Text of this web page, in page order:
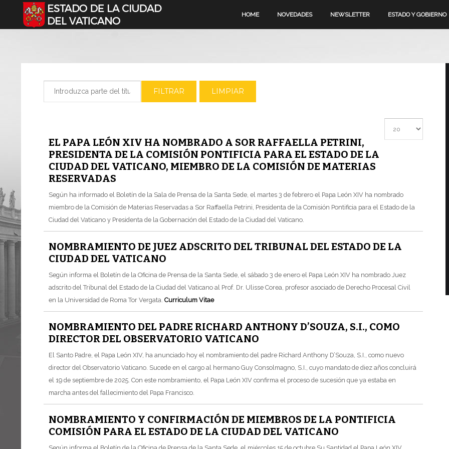
Seleccione su idioma HOME NOVEDADES NEWSLETTER ESTADO Y GOBIERNO
FILTRAR LIMPIAR
EL PAPA LEÓN XIV HA NOMBRADO A SOR RAFFAELLA PETRINI,
PRESIDENTA DE LA COMISIÓN PONTIFICIA PARA EL ESTADO DE LA
CIUDAD DEL VATICANO, MIEMBRO DE LA COMISIÓN DE MATERIAS
RESERVADAS
Según ha informado el Boletín de la Sala de Prensa de la Santa Sede, el martes 3 de febrero el Papa León XIV ha nombrado
miembro de la Comisión de Materias Reservadas a Sor Raffaella Petrini, Presidenta de la Comisión Pontificia para el Estado de la
Ciudad del Vaticano y Presidenta de la Gobernación del Estado de la Ciudad del Vaticano.
NOMBRAMIENTO DE JUEZ ADSCRITO DEL TRIBUNAL DEL ESTADO DE LA
CIUDAD DEL VATICANO
Según informa el Boletín de la Oficina de Prensa de la Santa Sede, el sábado 3 de enero el Papa León XIV ha nombrado Juez
adscrito del Tribunal del Estado de la Ciudad del Vaticano al Prof. Dr. Ulisse Corea, profesor asociado de Derecho Procesal Civil
en la Universidad de Roma Tor Vergata. Curriculum Vitae
NOMBRAMIENTO DEL PADRE RICHARD ANTHONY D’SOUZA, S.I., COMO
DIRECTOR DEL OBSERVATORIO VATICANO
El Santo Padre, el Papa León XIV, ha anunciado hoy el nombramiento del padre Richard Anthony D’Souza, S.I., como nuevo
director del Observatorio Vaticano. Sucede en el cargo al hermano Guy Consolmagno, S.I., cuyo mandato de diez años concluirá
el 19 de septiembre de 2025. Con este nombramiento, el Papa León XIV confirma el proceso de sucesión que ya estaba en
marcha antes del fallecimiento del Papa Francisco.
NOMBRAMIENTO Y CONFIRMACIÓN DE MIEMBROS DE LA PONTIFICIA
COMISIÓN PARA EL ESTADO DE LA CIUDAD DEL VATICANO